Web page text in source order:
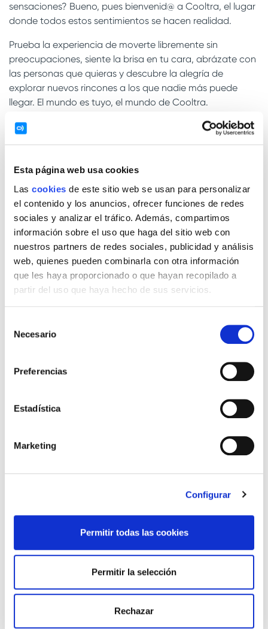
Esta página web usa cookies
Las cookies de este sitio web se usan para personalizar
el contenido y los anuncios, ofrecer funciones de redes
sociales y analizar el tráfico. Además, compartimos
información sobre el uso que haga del sitio web con
nuestros partners de redes sociales, publicidad y análisis
web, quienes pueden combinarla con otra información
que les haya proporcionado o que hayan recopilado a
partir del uso que haya hecho de sus servicios.
Necesario
Preferencias
Estadística
Marketing
Configurar
Permitir todas las cookies
Permitir la selección
Rechazar
sensaciones? Bueno, pues bienvenid@ a Cooltra, el lugar
donde todos estos sentimientos se hacen realidad.
Prueba la experiencia de moverte libremente sin
preocupaciones, siente la brisa en tu cara, abrázate con
las personas que quieras y descubre la alegría de
explorar nuevos rincones a los que nadie más puede
llegar. El mundo es tuyo, el mundo de Cooltra.
Ven a vernos a cualquiera de nuestros 100 destinos en
mejores lugares. Bienvenid@ a casa, bienvenid@ a
Cooltra.
Haz tu reserva en nuestra página web. Elige el destino, el
modelo, las fechas en las que quieres tener una de
nuestras motos y todos los extras que necesites.
Cooltra is#gettingyoueverywhere #summerlife
Deja una respuesta
Comentario
Correo electrónico
navegador para la próxima vez que comente.